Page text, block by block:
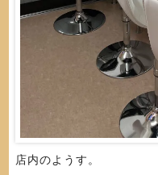
店内のようす。